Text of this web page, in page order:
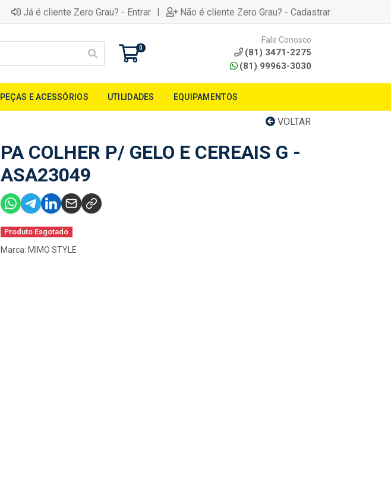
Já é cliente Zero Grau? - Entrar | Não é cliente Zero Grau? - Cadastrar
0
Fale Conosco
(81) 3471-2275
(81) 99963-3030
PEÇAS E ACESSÓRIOS UTILIDADES EQUIPAMENTOS
VOLTAR
PA COLHER P/ GELO E CEREAIS G -
ASA23049
Produto Esgotado
Marca: MIMO STYLE